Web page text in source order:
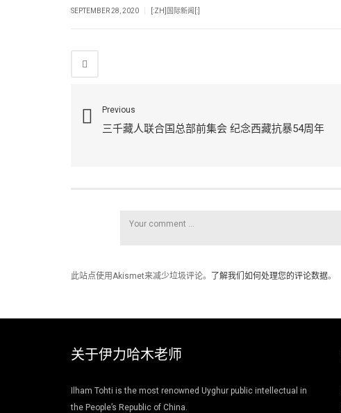
SEPTEMBER 28, 2020 [:ZH]国际新闻[:]
Previous
三千藏人联合国总部前集会 纪念西藏抗暴54周年
此站点使用Akismet来减少垃圾评论。 了解我们如何处理您的评论数据。
关于伊力哈木老师
Ilham Tohti is the most renowned Uyghur public intellectual in
the People’s Republic of China.